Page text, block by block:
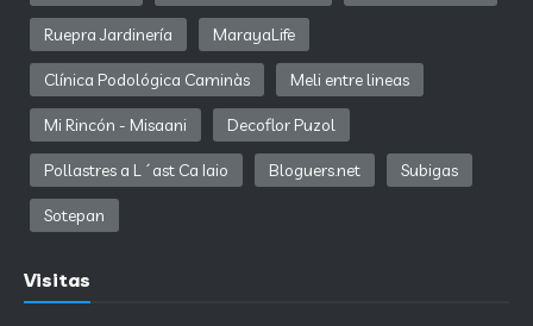
Ruepra Jardinería MarayaLife
Clínica Podológica Caminàs Meli entre lineas
Mi Rincón - Misaani Decoflor Puzol
Pollastres a L´ast Ca Iaio Bloguers.net Subigas
Sotepan
Visitas